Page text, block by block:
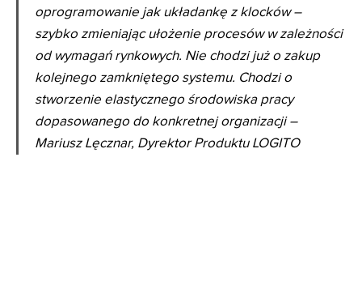
oprogramowanie jak układankę z klocków –
szybko zmieniając ułożenie procesów w zależności
od wymagań rynkowych. Nie chodzi już o zakup
kolejnego zamkniętego systemu. Chodzi o
stworzenie elastycznego środowiska pracy
dopasowanego do konkretnej organizacji –
Mariusz Lęcznar, Dyrektor Produktu LOGITO